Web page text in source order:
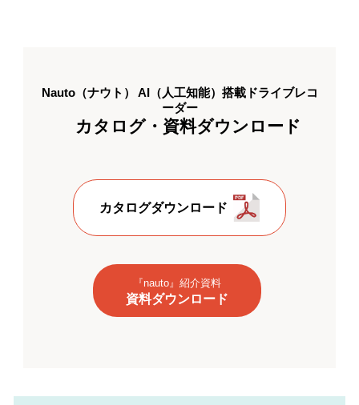
Nauto（ナウト） AI（人工知能）搭載ドライブレコ
ーダー
カタログ・資料ダウンロード
カタログダウンロード
『nauto』紹介資料
資料ダウンロード